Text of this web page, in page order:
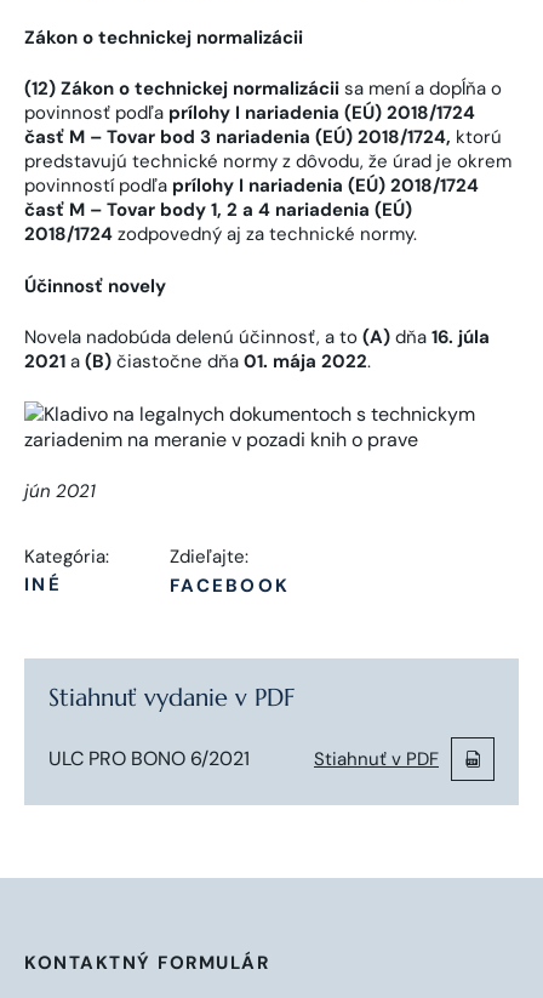
Zákon o technickej normalizácii
(12) Zákon o technickej normalizácii sa mení a dopĺňa o
povinnosť podľa prílohy I nariadenia (EÚ) 2018/1724
časť M – Tovar bod 3 nariadenia (EÚ) 2018/1724, ktorú
predstavujú technické normy z dôvodu, že úrad je okrem
povinností podľa prílohy I nariadenia (EÚ) 2018/1724
časť M – Tovar body 1, 2 a 4 nariadenia (EÚ)
2018/1724 zodpovedný aj za technické normy.
Účinnosť novely
Novela nadobúda delenú účinnosť, a to (A) dňa 16. júla
2021 a (B) čiastočne dňa 01. mája 2022.
jún 2021
Kategória:
INÉ
Zdieľajte:
FACEBOOK
Stiahnuť vydanie v PDF
ULC PRO BONO 6/2021 Stiahnuť v PDF
KONTAKTNÝ FORMULÁR